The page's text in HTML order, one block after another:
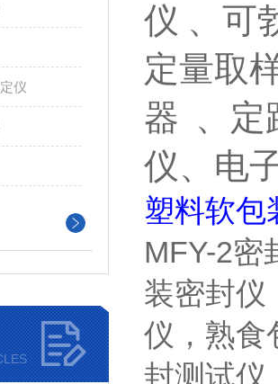
仪
仪 、可
定量取
器 、定
仪、电
塑料软包
MFY-2密
装密封仪
仪，熟食
封测试仪